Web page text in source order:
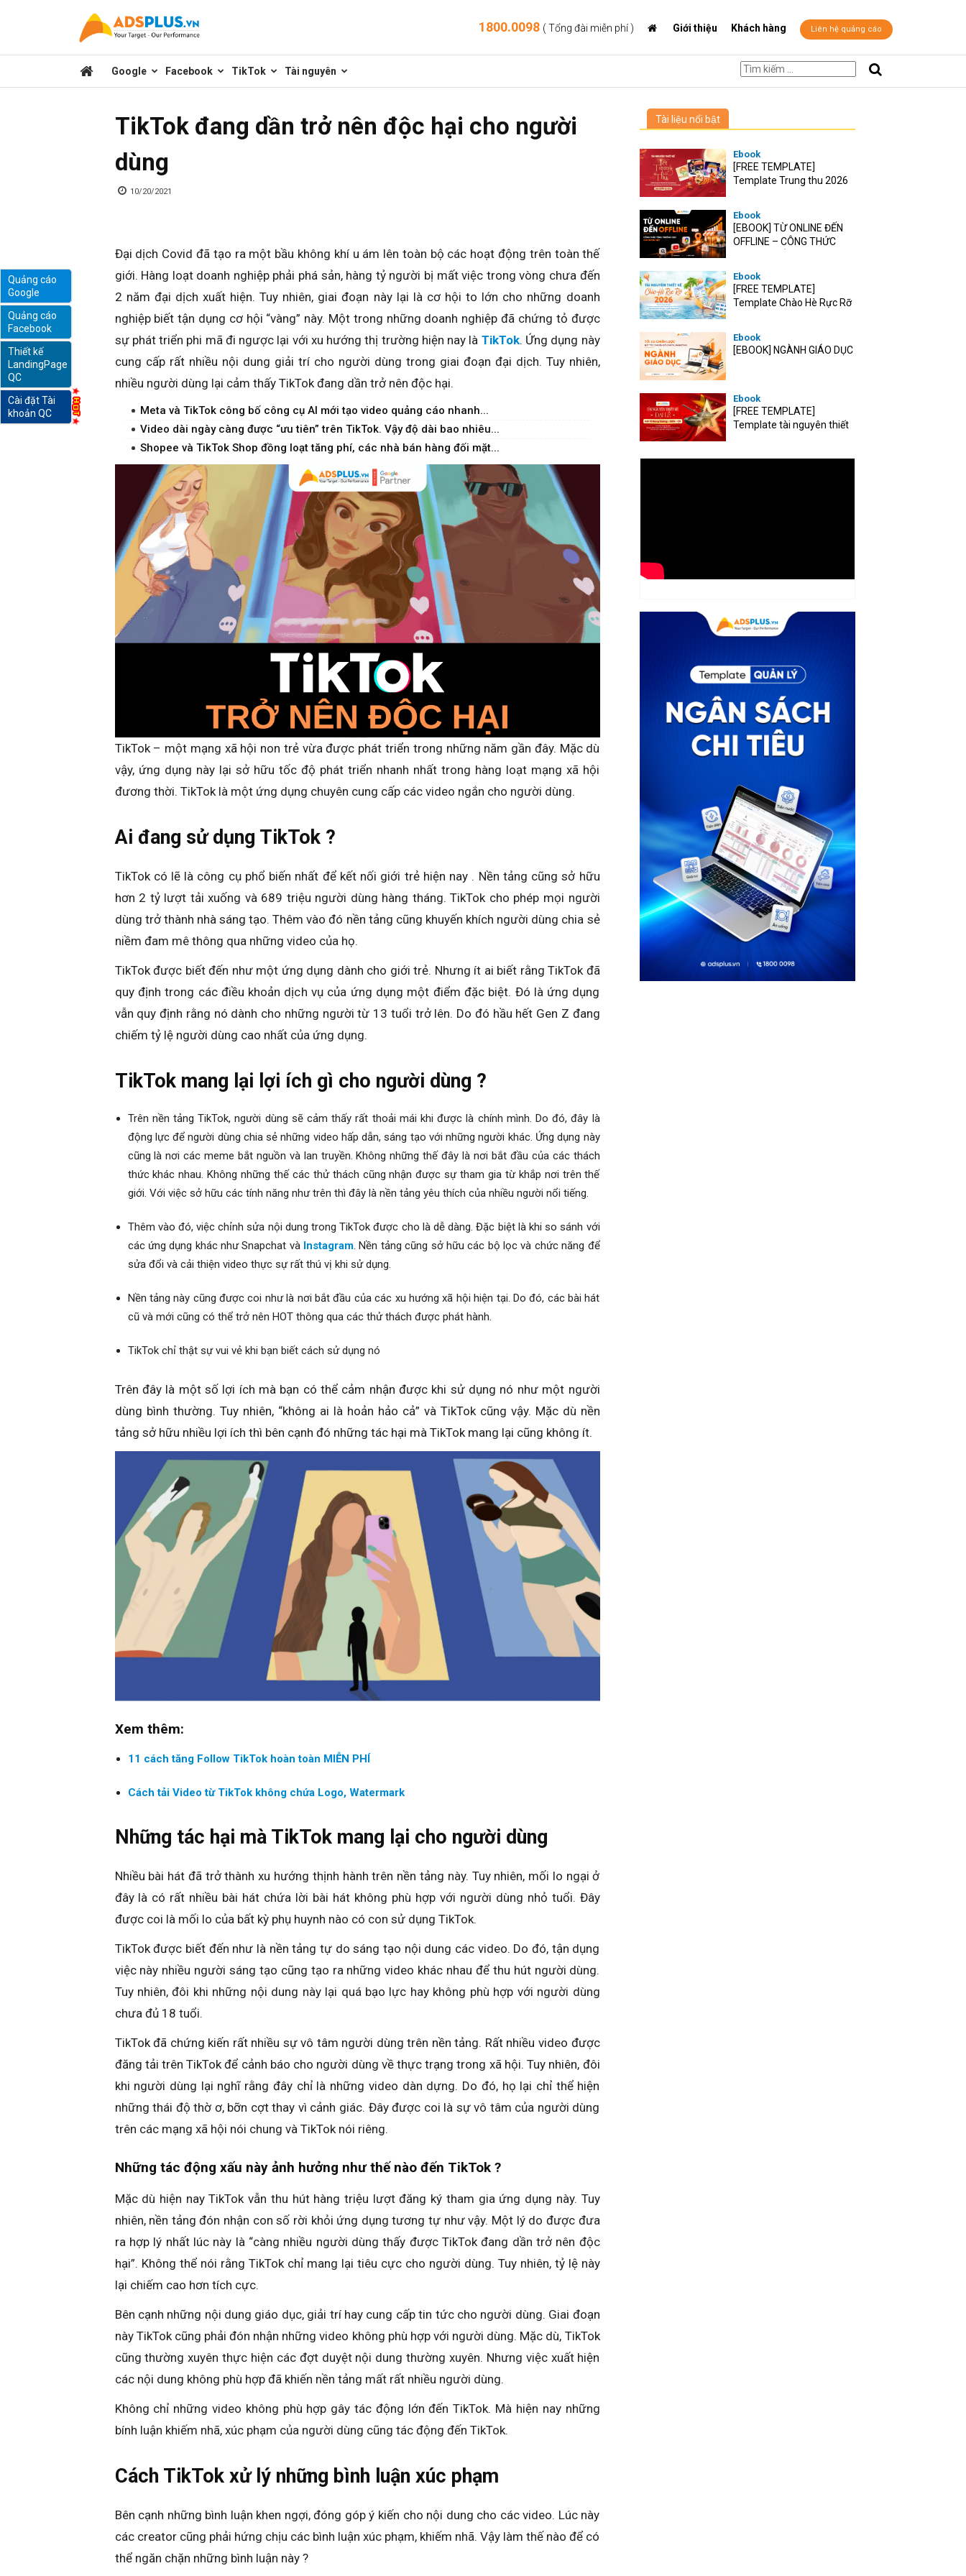
sẻ
marketing
online
1800.0098 ( Tổng đài miễn phí ) Giới thiệu Khách hàng Liên hệ quảng cáo
Google Facebook TikTok Tài nguyên
TikTok đang dần trở nên độc hại cho người
dùng
10/20/2021
Đại dịch Covid đã tạo ra một bầu không khí u ám lên toàn bộ các hoạt động trên toàn thế
giới. Hàng loạt doanh nghiệp phải phá sản, hàng tỷ người bị mất việc trong vòng chưa đến
2 năm đại dịch xuất hiện. Tuy nhiên, giai đoạn này lại là cơ hội to lớn cho những doanh
nghiệp biết tận dụng cơ hội “vàng” này. Một trong những doanh nghiệp đã chứng tỏ được
sự phát triển phi mã đi ngược lại với xu hướng thị trường hiện nay là TikTok. Ứng dụng này
cung cấp rất nhiều nội dung giải trí cho người dùng trong giai đoạn đại dịch. Tuy nhiên,
nhiều người dùng lại cảm thấy TikTok đang dần trở nên độc hại.
Meta và TikTok công bố công cụ AI mới tạo video quảng cáo nhanh...
Video dài ngày càng được “ưu tiên” trên TikTok. Vậy độ dài bao nhiêu...
Shopee và TikTok Shop đồng loạt tăng phí, các nhà bán hàng đối mặt...
TikTok – một mạng xã hội non trẻ vừa được phát triển trong những năm gần đây. Mặc dù
vậy, ứng dụng này lại sở hữu tốc độ phát triển nhanh nhất trong hàng loạt mạng xã hội
đương thời. TikTok là một ứng dụng chuyên cung cấp các video ngắn cho người dùng.
Ai đang sử dụng TikTok ?
TikTok có lẽ là công cụ phổ biến nhất để kết nối giới trẻ hiện nay . Nền tảng cũng sở hữu
hơn 2 tỷ lượt tải xuống và 689 triệu người dùng hàng tháng. TikTok cho phép mọi người
dùng trở thành nhà sáng tạo. Thêm vào đó nền tảng cũng khuyến khích người dùng chia sẻ
niềm đam mê thông qua những video của họ.
TikTok được biết đến như một ứng dụng dành cho giới trẻ. Nhưng ít ai biết rằng TikTok đã
quy định trong các điều khoản dịch vụ của ứng dụng một điểm đặc biệt. Đó là ứng dụng
vẫn quy định rằng nó dành cho những người từ 13 tuổi trở lên. Do đó hầu hết Gen Z đang
chiếm tỷ lệ người dùng cao nhất của ứng dụng.
TikTok mang lại lợi ích gì cho người dùng ?
Trên nền tảng TikTok, người dùng sẽ cảm thấy rất thoải mái khi được là chính mình. Do đó, đây là
động lực để người dùng chia sẻ những video hấp dẫn, sáng tạo với những người khác. Ứng dụng này
cũng là nơi các meme bắt nguồn và lan truyền. Không những thế đây là nơi bắt đầu của các thách
thức khác nhau. Không những thế các thử thách cũng nhận được sự tham gia từ khắp nơi trên thế
giới. Với việc sở hữu các tính năng như trên thì đây là nền tảng yêu thích của nhiều người nổi tiếng.
Thêm vào đó, việc chỉnh sửa nội dung trong TikTok được cho là dễ dàng. Đặc biệt là khi so sánh với
các ứng dụng khác như Snapchat và Instagram. Nền tảng cũng sở hữu các bộ lọc và chức năng để
sửa đổi và cải thiện video thực sự rất thú vị khi sử dụng.
Nền tảng này cũng được coi như là nơi bắt đầu của các xu hướng xã hội hiện tại. Do đó, các bài hát
cũ và mới cũng có thể trở nên HOT thông qua các thử thách được phát hành.
TikTok chỉ thật sự vui vẻ khi bạn biết cách sử dụng nó
Trên đây là một số lợi ích mà bạn có thể cảm nhận được khi sử dụng nó như một người
dùng bình thường. Tuy nhiên, “không ai là hoản hảo cả” và TikTok cũng vậy. Mặc dù nền
tảng sở hữu nhiều lợi ích thì bên cạnh đó những tác hại mà TikTok mang lại cũng không ít.
Xem thêm:
11 cách tăng Follow TikTok hoàn toàn MIỄN PHÍ
Cách tải Video từ TikTok không chứa Logo, Watermark
Những tác hại mà TikTok mang lại cho người dùng
Nhiều bài hát đã trở thành xu hướng thịnh hành trên nền tảng này. Tuy nhiên, mối lo ngại ở
đây là có rất nhiều bài hát chứa lời bài hát không phù hợp với người dùng nhỏ tuổi. Đây
được coi là mối lo của bất kỳ phụ huynh nào có con sử dụng TikTok.
TikTok được biết đến như là nền tảng tự do sáng tạo nội dung các video. Do đó, tận dụng
việc này nhiều người sáng tạo cũng tạo ra những video khác nhau để thu hút người dùng.
Tuy nhiên, đôi khi những nội dung này lại quá bạo lực hay không phù hợp với người dùng
chưa đủ 18 tuổi.
TikTok đã chứng kiến rất nhiều sự vô tâm người dùng trên nền tảng. Rất nhiều video được
đăng tải trên TikTok để cảnh báo cho người dùng về thực trạng trong xã hội. Tuy nhiên, đôi
khi người dùng lại nghĩ rằng đây chỉ là những video dàn dựng. Do đó, họ lại chỉ thể hiện
những thái độ thờ ơ, bỡn cợt thay vì cảnh giác. Đây được coi là sự vô tâm của người dùng
trên các mạng xã hội nói chung và TikTok nói riêng.
Những tác động xấu này ảnh hưởng như thế nào đến TikTok ?
Mặc dù hiện nay TikTok vẫn thu hút hàng triệu lượt đăng ký tham gia ứng dụng này. Tuy
nhiên, nền tảng đón nhận con số rời khỏi ứng dụng tương tự như vậy. Một lý do được đưa
ra hợp lý nhất lúc này là “càng nhiều người dùng thấy được TikTok đang dần trở nên độc
hại”. Không thể nói rằng TikTok chỉ mang lại tiêu cực cho người dùng. Tuy nhiên, tỷ lệ này
lại chiếm cao hơn tích cực.
Bên cạnh những nội dung giáo dục, giải trí hay cung cấp tin tức cho người dùng. Giai đoạn
này TikTok cũng phải đón nhận những video không phù hợp với người dùng. Mặc dù, TikTok
cũng thường xuyên thực hiện các đợt duyệt nội dung thường xuyên. Nhưng việc xuất hiện
các nội dung không phù hợp đã khiến nền tảng mất rất nhiều người dùng.
Không chỉ những video không phù hợp gây tác động lớn đến TikTok. Mà hiện nay những
bính luận khiếm nhã, xúc phạm của người dùng cũng tác động đến TikTok.
Cách TikTok xử lý những bình luận xúc phạm
Bên cạnh những bình luận khen ngợi, đóng góp ý kiến cho nội dung cho các video. Lúc này
các creator cũng phải hứng chịu các bình luận xúc phạm, khiếm nhã. Vậy làm thế nào để có
thể ngăn chặn những bình luận này ?
Quảng cáo
Google
Quảng cáo
Facebook
Thiết kế
LandingPage
QC
Cài đặt Tài
khoản QC
Tài liệu nổi bật
Ebook
[FREE TEMPLATE]
Template Trung thu 2026
Ebook
[EBOOK] TỪ ONLINE ĐẾN
OFFLINE – CÔNG THỨC
Ebook
[FREE TEMPLATE]
Template Chào Hè Rực Rỡ
Ebook
[EBOOK] NGÀNH GIÁO DỤC
Ebook
[FREE TEMPLATE]
Template tài nguyên thiết